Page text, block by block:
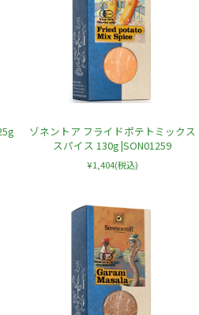
ゾネントア フライドポテトミックス
スパイス 130g |SON01259
¥1,404(税込)